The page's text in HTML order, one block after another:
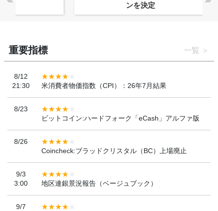
重要指標 一覧
8/12
21:30
米消費者物価指数（CPI）：26年7月結果
8/23
ビットコイン:ハードフォーク「eCash」アルファ版
8/26
Coincheck:ブラッドクリスタル（BC）上場廃止
9/3
3:00
地区連銀景況報告（ベージュブック）
9/7